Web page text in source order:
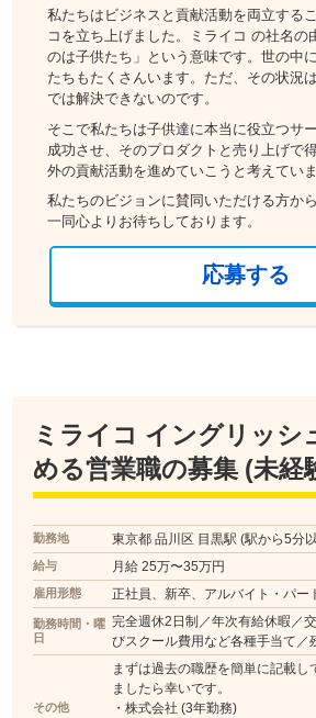
私たちはビジネスと貢献活動を両立する
コを立ち上げました。ミライコ の社名の
のは子供たち」という意味です。世の中
たちもたくさんいます。ただ、その状況
では解決できないのです。
そこで私たちは子供達に本当に役立つサ
成功させ、そのプロダクトと売り上げで
外の貢献活動を進めていこうと考えていま
私たちのビジョンに賛同いただける方か
一同心よりお待ちしております。
応募する
ミライコ イングリッシ
める営業職の募集 (未経
勤務地 東京都 品川区 目黒駅 (駅から5分
給与 月給 25万〜35万円
雇用形態 正社員、新卒、アルバイト・パー
勤務時間・曜
日
完全週休2日制／年次有給休暇／
びスクール費用など各種手当て／
その他
まずは過去の職歴を簡単に記載し
ましたら幸いです。
・株式会社 (3年勤務)